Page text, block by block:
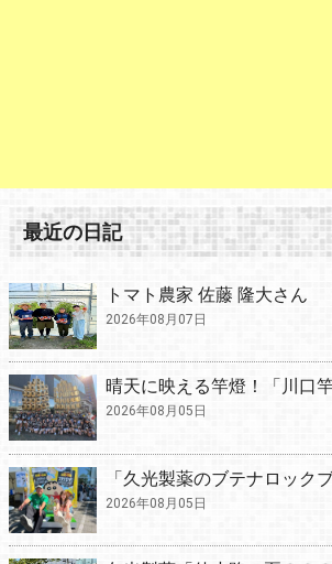
最近の日記
トマト農家 佐藤 隆大さん
2026年08月07日
晴天に映える竿燈！「川口竿
2026年08月05日
「久光製薬のブテナロック
2026年08月05日